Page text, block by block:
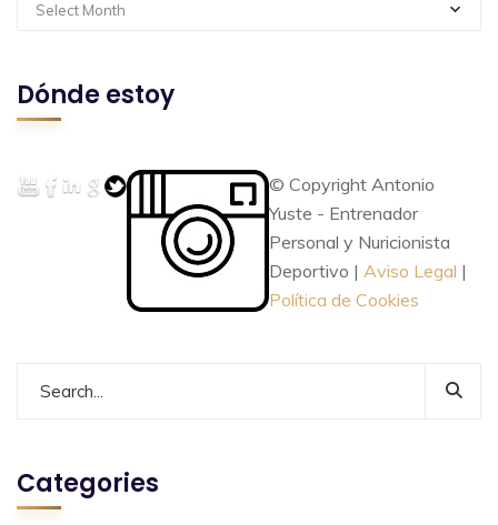
Select Month
Dónde estoy
© Copyright Antonio
Yuste - Entrenador
Personal y Nuricionista
Deportivo | Aviso Legal |
Política de Cookies
Categories